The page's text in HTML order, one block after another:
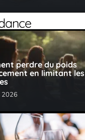
perdre du poids
en limitant les
2026